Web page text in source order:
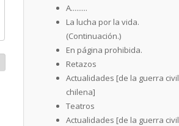
A.........
La lucha por la vida.
(Continuación.)
En página prohibida.
Retazos
Actualidades [de la guerra civil
chilena]
Teatros
Actualidades [de la guerra civil